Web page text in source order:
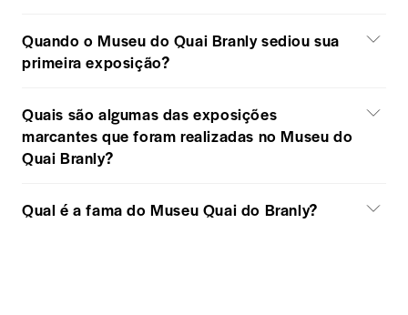
Quando o Museu do Quai Branly sediou sua
primeira exposição?
Quais são algumas das exposições
marcantes que foram realizadas no Museu do
Quai Branly?
Qual é a fama do Museu Quai do Branly?